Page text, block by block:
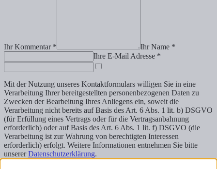
Ihr Kommentar *
Ihr Name *
Ihre E-Mail Adresse *
Mit der Nutzung unseres Kontaktformulars willigen Sie in eine
Verarbeitung Ihrer bereitgestellten personenbezogenen Daten zu
Zwecken der Bearbeitung Ihres Anliegens ein, soweit die
Verarbeitung nicht bereits auf Basis des Art. 6 Abs. 1 lit. b) DSGVO
(für Erfüllung eines Vertrags oder für die Vertragsanbahnung
erforderlich) oder auf Basis des Art. 6 Abs. 1 lit. f) DSGVO (die
Verarbeitung ist zur Wahrung von berechtigten Interessen
erforderlich) erfolgt. Weitere Informationen entnehmen Sie bitte
unsererDatenschutzerklärung.